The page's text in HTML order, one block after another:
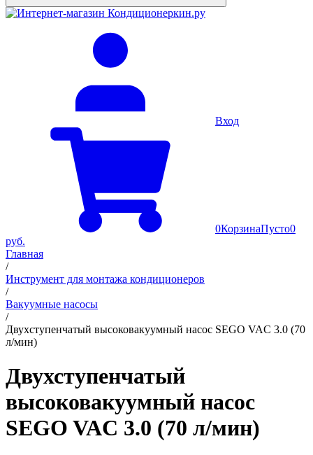
Вход
0КорзинаПусто0
руб.
Главная
/
Инструмент для монтажа кондиционеров
/
Вакуумные насосы
/
Двухступенчатый высоковакуумный насос SEGO VAC 3.0 (70
л/мин)
Двухступенчатый
высоковакуумный насос
SEGO VAC 3.0 (70 л/мин)